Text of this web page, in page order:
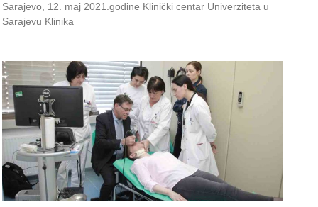
Sarajevo, 12. maj 2021.godine Klinički centar Univerziteta u
Sarajevu Klinika